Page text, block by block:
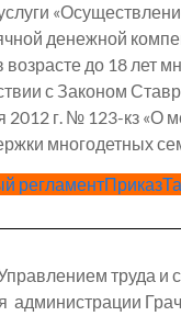
денежной
возрасте до 18 лет
с Законом
2012 г. № 123-кз «О
многодетных
регламентПриказ
труда и
администрации